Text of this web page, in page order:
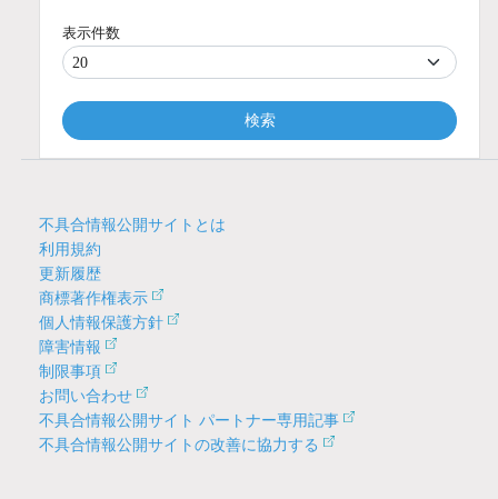
表示件数
検索
不具合情報公開サイトとは
利用規約
更新履歴
商標著作権表示
個人情報保護方針
障害情報
制限事項
お問い合わせ
不具合情報公開サイト パートナー専用記事
不具合情報公開サイトの改善に協力する